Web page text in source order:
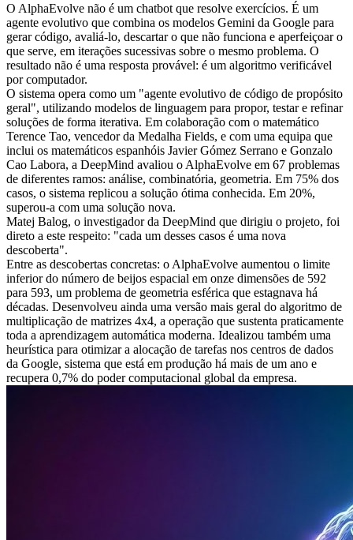
O AlphaEvolve não é um chatbot que resolve exercícios. É um
agente evolutivo que combina os modelos Gemini da Google para
gerar código, avaliá-lo, descartar o que não funciona e aperfeiçoar o
que serve, em iterações sucessivas sobre o mesmo problema. O
resultado não é uma resposta provável: é um algoritmo verificável
por computador.
O sistema opera como um "agente evolutivo de código de propósito
geral", utilizando modelos de linguagem para propor, testar e refinar
soluções de forma iterativa. Em colaboração com o matemático
Terence Tao, vencedor da Medalha Fields, e com uma equipa que
inclui os matemáticos espanhóis Javier Gómez Serrano e Gonzalo
Cao Labora, a DeepMind avaliou o AlphaEvolve em 67 problemas
de diferentes ramos: análise, combinatória, geometria. Em 75% dos
casos, o sistema replicou a solução ótima conhecida. Em 20%,
superou-a com uma solução nova.
Matej Balog, o investigador da DeepMind que dirigiu o projeto, foi
direto a este respeito: "cada um desses casos é uma nova
descoberta".
Entre as descobertas concretas: o AlphaEvolve aumentou o limite
inferior do número de beijos espacial em onze dimensões de 592
para 593, um problema de geometria esférica que estagnava há
décadas. Desenvolveu ainda uma versão mais geral do algoritmo de
multiplicação de matrizes 4x4, a operação que sustenta praticamente
toda a aprendizagem automática moderna. Idealizou também uma
heurística para otimizar a alocação de tarefas nos centros de dados
da Google, sistema que está em produção há mais de um ano e
recupera 0,7% do poder computacional global da empresa.